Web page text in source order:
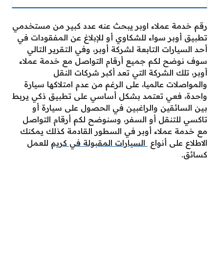
رقم خدمة عملاء اوبر يبحث عنه عدد كبير من مستخدمي
تطبيق أوبر سواء للشكاوي أو للإبلاغ عن المفقودات في
أحد السيارات التابعة لشركة أوبر، وفي التقرير التالي
سوف نوضح لكم جميع أرقام التواصل مع خدمة عملاء
أوبر، تلك الشركة التي تعد أكبر شركات النقل
والمواصلات عالميا، على الرغم من عدم امتلاكها سيارة
واحدة، فعي تعتمد بشكل أساسي على تطبيق ذكي يربط
بين السائقين والراغبين في الحصول على سيارة أو
تاكسي للتنقل أو السفر، وسنوضح لكم أرقام التواصل
مع خدمة عملاء أوبر في السطور القادمة كذلك يمكنك
الاطلاع على أنواع
السيارات المقبولة في كريم للعمل
كسائق.